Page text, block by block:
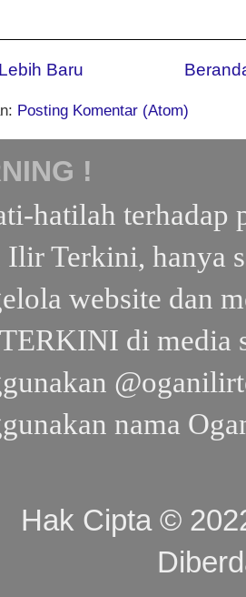
Baru
Posting Komentar (Atom)
!
hatilah terhadap
Ilir Terkini, hanya
website dan
di media
nama
Hak Cipta ©